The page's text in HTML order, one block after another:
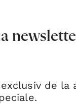
de la